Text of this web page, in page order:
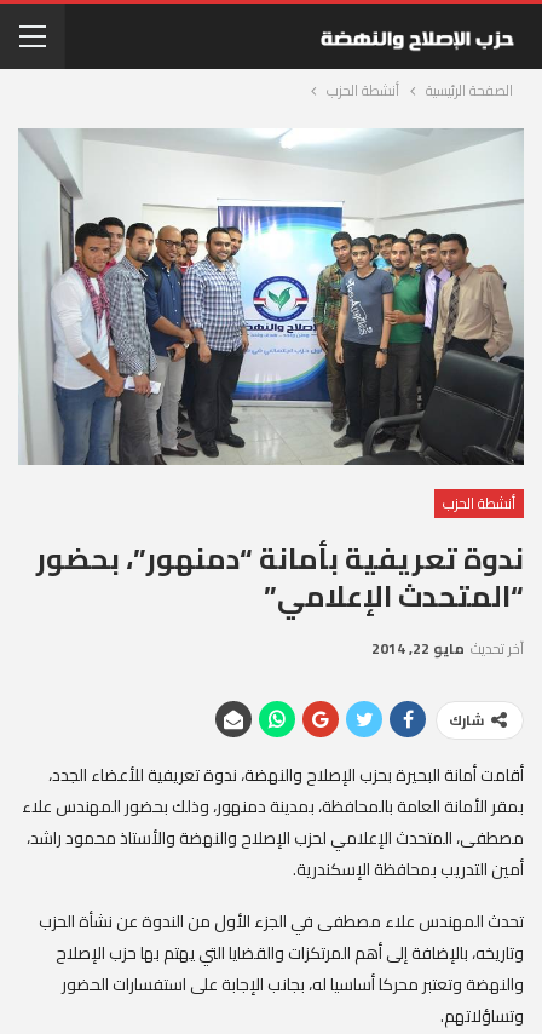
الصفحة الرئيسية أنشطة الحزب
أنشطة الحزب
ندوة تعريفية بأمانة “دمنهور”، بحضور
“المتحدث الإعلامي”
آخر تحديث مايو 22, 2014
شارك
أقامت أمانة البحيرة بحزب الإصلاح والنهضة، ندوة تعريفية للأعضاء الجدد،
بمقر الأمانة العامة بالمحافظة، بمدينة دمنهور، وذلك بحضور المهندس علاء
مصطفى، المتحدث الإعلامي لحزب الإصلاح والنهضة والأستاذ محمود راشد،
أمين التدريب بمحافظة الإسكندرية.
تحدث المهندس علاء مصطفى في الجزء الأول من الندوة عن نشأة الحزب
وتاريخه، بالإضافة إلى أهم المرتكزات والقضايا التي يهتم بها حزب الإصلاح
والنهضة وتعتبر محركا أساسيا له، بجانب الإجابة على استفسارات الحضور
وتساؤلاتهم.